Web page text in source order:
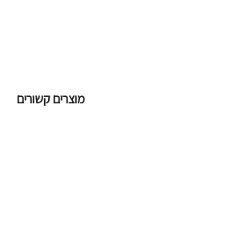
מוצרים קשורים